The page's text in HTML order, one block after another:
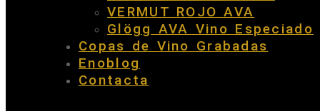
VERMUT ROJO AVA
Glögg AVA Vino Especiado
Copas de Vino Grabadas
Enoblog
Contacta